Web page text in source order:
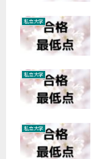
私立大学
私立大学
私立大学